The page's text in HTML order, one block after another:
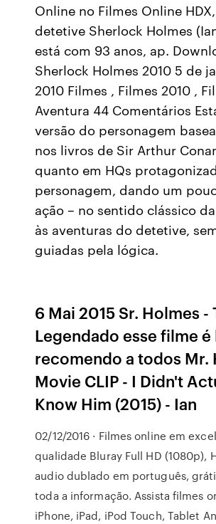
Online no Filmes Online
detetive Sherlock Holmes
está com 93 anos, ap.
Sherlock Holmes 2010 5 de
2010 Filmes , Filmes 2010 ,
Aventura 44 Comentários
versão do personagem
nos livros de Sir Arthur
quanto em HQs
personagem, dando um
ação – no sentido clássico
às aventuras do detetive,
guiadas pela lógica.
6 Mai 2015 Sr. Holmes -
Legendado esse filme é
recomendo a todos Mr.
Movie CLIP - I Didn't
Know Him (2015) - Ian
02/12/2016 · Filmes online em
qualidade Bluray Full HD (1080p),
audio dublado em português,
toda a informação. Assista filmes
iPhone, iPad, iPod Touch, Tablet